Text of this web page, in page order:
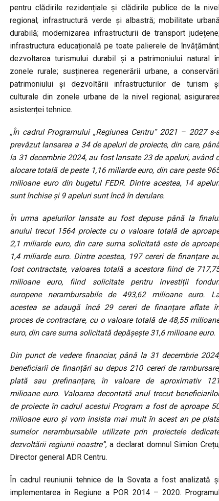
pentru clădirile rezidențiale și clădirile publice de la
regional; infrastructură verde și albastră; mobilitate
durabilă; modernizarea infrastructurii de transport
infrastructura educațională pe toate palierele de
dezvoltarea turismului durabil și a patrimoniului natural
zonele rurale; susținerea regenerării urbane, a
patrimoniului și dezvoltării infrastructurilor de turism
culturale din zonele urbane de la nivel regional;
asistenței tehnice.
„În cadrul Programului „Regiunea Centru” 2021 – 2027 s-
prevăzut lansarea a 34 de apeluri de proiecte, din care,
la 31 decembrie 2024, au fost lansate 23 de apeluri, având
alocare totală de peste 1,16 miliarde euro, din care peste
milioane euro din bugetul FEDR. Dintre acestea, 14
sunt închise și 9 apeluri sunt încă în derulare.
În urma apelurilor lansate au fost depuse până la
anului trecut 1564 proiecte cu o valoare totală de
2,1 miliarde euro, din care suma solicitată este de
1,4 miliarde euro. Dintre acestea, 197 cereri de finanțare
fost contractate, valoarea totală a acestora fiind de
milioane euro, fiind solicitate pentru investiții
europene nerambursabile de 493,62 milioane euro.
acestea se adaugă încă 29 cereri de finanțare aflate
proces de contractare, cu o valoare totală de 48,55
euro, din care suma solicitată depășește 31,6 milioane euro.
Din punct de vedere financiar, până la 31 decembrie
beneficiarii de finanțări au depus 210 cereri de
plată sau prefinanțare, în valoare de aproximativ
milioane euro. Valoarea decontată anul trecut
de proiecte în cadrul acestui Program a fost de aproape
milioane euro și vom insista mai mult în acest an pe
sumelor nerambursabile utilizate prin proiectele
dezvoltării regiunii noastre”,a declarat domnul Simion
Director general ADR Centru.
În cadrul reuniunii tehnice de la Sovata a fost analizată
implementarea în Regiune a POR 2014 – 2020.